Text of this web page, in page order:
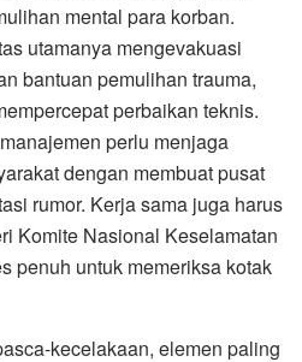
mental para korban.
utamanya mengevakuasi
bantuan pemulihan trauma,
perbaikan teknis.
perlu menjaga
dengan membuat pusat
rumor. Kerja sama juga harus
Komite Nasional Keselamatan
penuh untuk memeriksa kotak
kecelakaan, elemen paling